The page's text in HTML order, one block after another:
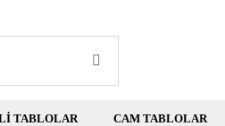
TABLOLAR CAM TABLOLAR